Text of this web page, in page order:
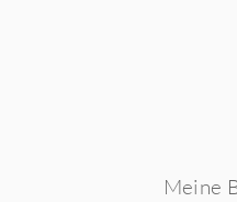
Meine